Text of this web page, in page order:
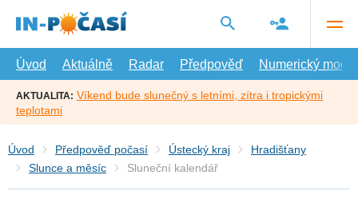
hlavní
Úvod
Aktuálně Radar Předpověď Numerický model
AKTUALITA: Víkend bude slunečný s letními, zítra i tropickými
teplotami
Úvod Předpověď počasí Ústecký kraj
Hradišťany
Slunce a měsíc
Sluneční kalendář